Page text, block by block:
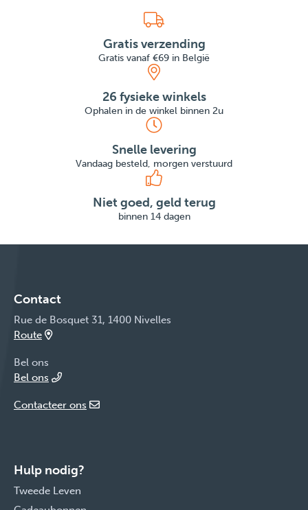
Gratis verzending
Gratis vanaf €69 in België
26 fysieke winkels
Ophalen in de winkel binnen 2u
Snelle levering
Vandaag besteld, morgen verstuurd
Niet goed, geld terug
binnen 14 dagen
Contact
Rue de Bosquet 31, 1400 Nivelles
Route
Bel ons
Bel ons
Contacteer ons
Hulp nodig?
Tweede Leven